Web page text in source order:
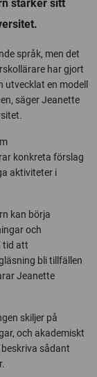
stärker sitt
språk, men det
har gjort
en modell
säger Jeanette
konkreta förslag
aktiviteter i
kan börja
och
tid att
bli tillfällen
Jeanette
skiljer på
och akademiskt
sådant